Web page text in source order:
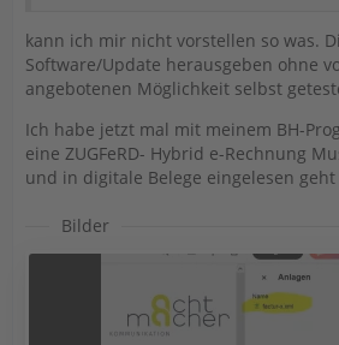
kann ich mir nicht vorstellen so was.
Software/Update herausgeben ohne
angebotenen Möglichkeit selbst
Ich habe jetzt mal mit meinem BH-
eine ZUGFeRD- Hybrid e-Rechnung
und in digitale Belege eingelesen
Bilder